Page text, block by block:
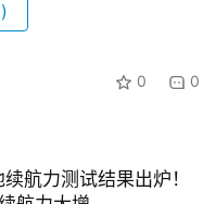
0 0
航力测试结果出炉！